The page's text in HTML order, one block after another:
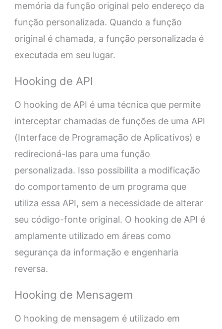
memória da função original pelo endereço da
função personalizada. Quando a função
original é chamada, a função personalizada é
executada em seu lugar.
Hooking de API
O hooking de API é uma técnica que permite
interceptar chamadas de funções de uma API
(Interface de Programação de Aplicativos) e
redirecioná-las para uma função
personalizada. Isso possibilita a modificação
do comportamento de um programa que
utiliza essa API, sem a necessidade de alterar
seu código-fonte original. O hooking de API é
amplamente utilizado em áreas como
segurança da informação e engenharia
reversa.
Hooking de Mensagem
O hooking de mensagem é utilizado em